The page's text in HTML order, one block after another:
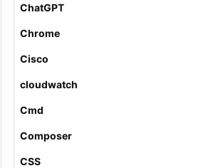
ChatGPT
Chrome
Cisco
cloudwatch
Cmd
Composer
CSS